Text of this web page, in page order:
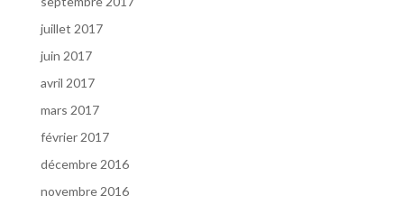
juillet 2017
juin 2017
avril 2017
mars 2017
février 2017
décembre 2016
novembre 2016